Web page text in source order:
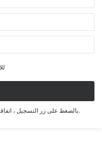
بالضغط على زر التسجيل ،أنت توافق على.